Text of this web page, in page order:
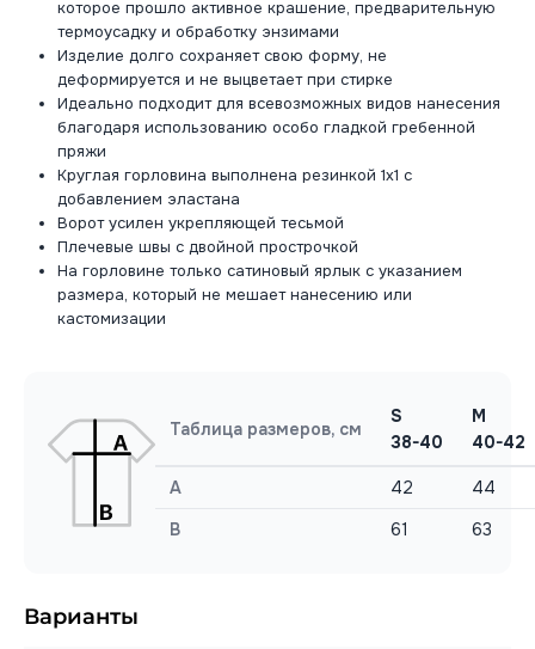
которое прошло активное крашение, предварительную
термоусадку и обработку энзимами
Изделие долго сохраняет свою форму, не
деформируется и не выцветает при стирке
Идеально подходит для всевозможных видов нанесения
благодаря использованию особо гладкой гребенной
пряжи
Круглая горловина выполнена резинкой 1x1 с
добавлением эластана
Ворот усилен укрепляющей тесьмой
Плечевые швы с двойной прострочкой
На горловине только сатиновый ярлык с указанием
размера, который не мешает нанесению или
кастомизации
Таблица размеров, см
S
38-40
M
40-42
A 42
44
B
61 63
Варианты